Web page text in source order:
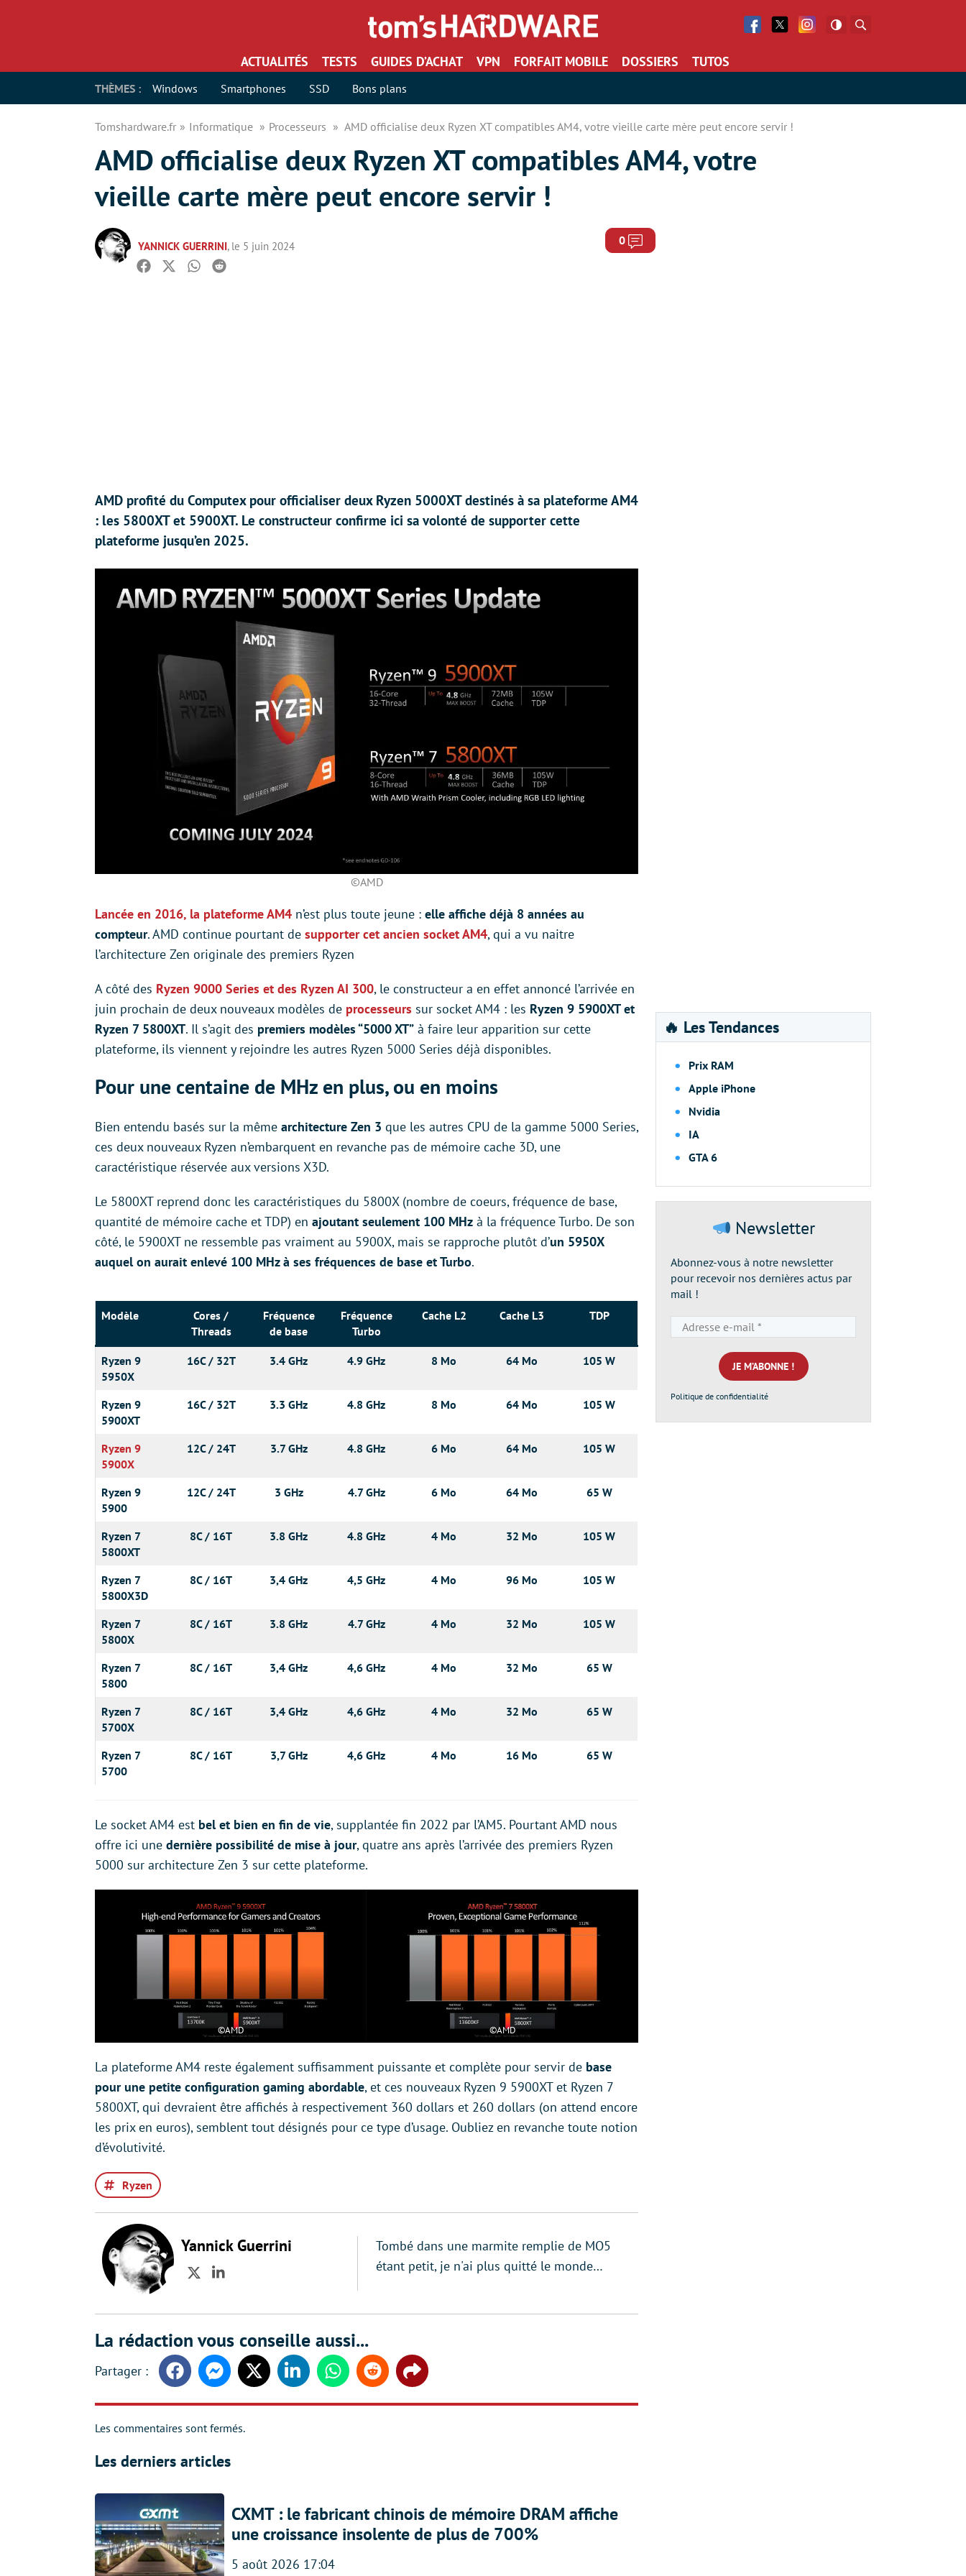
Facebook
Twitter Facebook
ACTUALITÉS TESTS GUIDES D’ACHAT VPN FORFAIT MOBILE DOSSIERS TUTOS
THÈMES : Windows Smartphones SSD Bons plans
Tomshardware.fr Informatique Processeurs AMD officialise deux Ryzen XT compatibles AM4, votre vieille carte mère peut encore servir !
AMD officialise deux Ryzen XT compatibles AM4, votre
vieille carte mère peut encore servir !
YANNICK GUERRINI, le 5 juin 2024 0 Commentaires
Facebook
TwitterWhatsapp
Reddit
AMD profité du Computex pour officialiser deux Ryzen 5000XT destinés à sa plateforme AM4
: les 5800XT et 5900XT. Le constructeur confirme ici sa volonté de supporter cette
plateforme jusqu’en 2025.
©AMD
Lancée en 2016, la plateforme AM4 n’est plus toute jeune : elle affiche déjà 8 années au
compteur. AMD continue pourtant de supporter cet ancien socket AM4, qui a vu naitre
l’architecture Zen originale des premiers Ryzen
A côté des Ryzen 9000 Series et des Ryzen AI 300, le constructeur a en effet annoncé l’arrivée en
juin prochain de deux nouveaux modèles de processeurs sur socket AM4 : les Ryzen 9 5900XT et
Ryzen 7 5800XT. Il s’agit des premiers modèles “5000 XT” à faire leur apparition sur cette
plateforme, ils viennent y rejoindre les autres Ryzen 5000 Series déjà disponibles.
Pour une centaine de MHz en plus, ou en moins
Bien entendu basés sur la même architecture Zen 3 que les autres CPU de la gamme 5000 Series,
ces deux nouveaux Ryzen n’embarquent en revanche pas de mémoire cache 3D, une
caractéristique réservée aux versions X3D.
Le 5800XT reprend donc les caractéristiques du 5800X (nombre de coeurs, fréquence de base,
quantité de mémoire cache et TDP) en ajoutant seulement 100 MHz à la fréquence Turbo. De son
côté, le 5900XT ne ressemble pas vraiment au 5900X, mais se rapproche plutôt d’un 5950X
auquel on aurait enlevé 100 MHz à ses fréquences de base et Turbo.
Modèle
Cores /
Threads
Fréquence
de base
Fréquence
Turbo
Cache L2 Cache L3 TDP
Ryzen 9
5950X
16C / 32T 3.4 GHz 4.9 GHz 8 Mo 64 Mo 105 W
Ryzen 9
5900XT
16C / 32T 3.3 GHz 4.8 GHz 8 Mo 64 Mo 105 W
Ryzen 9
5900X
12C / 24T 3.7 GHz 4.8 GHz 6 Mo 64 Mo 105 W
Ryzen 9
5900
12C / 24T 3 GHz 4.7 GHz 6 Mo 64 Mo 65 W
Ryzen 7
5800XT
8C / 16T 3.8 GHz 4.8 GHz 4 Mo 32 Mo 105 W
Ryzen 7
5800X3D
8C / 16T 3,4 GHz 4,5 GHz 4 Mo 96 Mo 105 W
Ryzen 7
5800X
8C / 16T 3.8 GHz 4.7 GHz 4 Mo 32 Mo 105 W
Ryzen 7
5800
8C / 16T 3,4 GHz 4,6 GHz 4 Mo 32 Mo 65 W
Ryzen 7
5700X
8C / 16T 3,4 GHz 4,6 GHz 4 Mo 32 Mo 65 W
Ryzen 7
5700
8C / 16T 3,7 GHz 4,6 GHz 4 Mo 16 Mo 65 W
Le socket AM4 est bel et bien en fin de vie, supplantée fin 2022 par l’AM5. Pourtant AMD nous
offre ici une dernière possibilité de mise à jour, quatre ans après l’arrivée des premiers Ryzen
5000 sur architecture Zen 3 sur cette plateforme.
©AMD ©AMD
La plateforme AM4 reste également suffisamment puissante et complète pour servir de base
pour une petite configuration gaming abordable, et ces nouveaux Ryzen 9 5900XT et Ryzen 7
5800XT, qui devraient être affichés à respectivement 360 dollars et 260 dollars (on attend encore
les prix en euros), semblent tout désignés pour ce type d’usage. Oubliez en revanche toute notion
d’évolutivité.
Ryzen
Yannick Guerrini
TwitterLinkedIn
Tombé dans une marmite remplie de MO5
étant petit, je n'ai plus quitté le monde…
La rédaction vous conseille aussi...
FacebookMessengerTwitter LinkedinWhatsappReddit Share
Les commentaires sont fermés.
Les derniers articles
CXMT : le fabricant chinois de mémoire DRAM affiche
une croissance insolente de plus de 700%
5 août 2026 17:04
🔥 Les Tendances
Prix RAM
Apple iPhone
Nvidia
IA
GTA 6
Newsletter
Abonnez-vous à notre newsletter
pour recevoir nos dernières actus par
mail !
e-
mail
*
Politique de confidentialité